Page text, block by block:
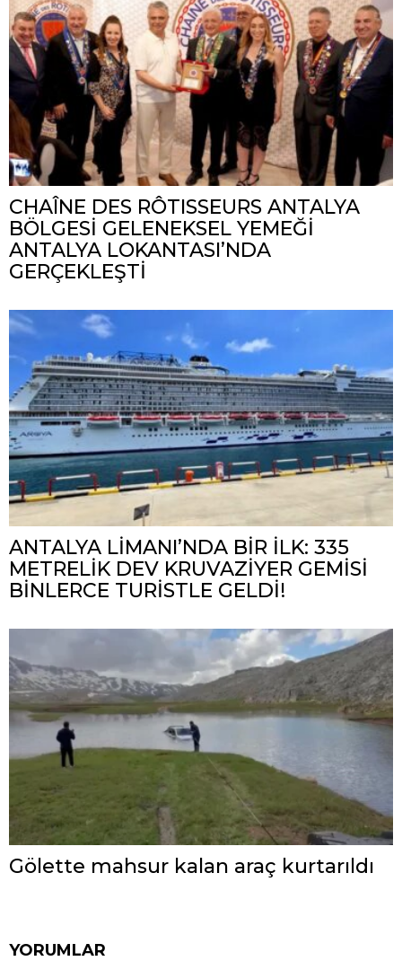
CHAÎNE DES RÔTISSEURS ANTALYA
BÖLGESİ GELENEKSEL YEMEĞİ
ANTALYA LOKANTASI’NDA
GERÇEKLEŞTİ
ANTALYA LİMANI’NDA BİR İLK: 335
METRELİK DEV KRUVAZİYER GEMİSİ
BİNLERCE TURİSTLE GELDİ!
Gölette mahsur kalan araç kurtarıldı
YORUMLAR